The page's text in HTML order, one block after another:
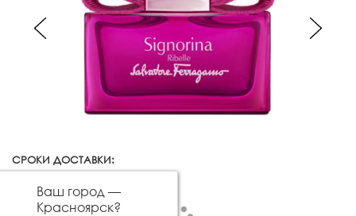
СРОКИ ДОСТАВКИ:
Ваш город —
Красноярск?